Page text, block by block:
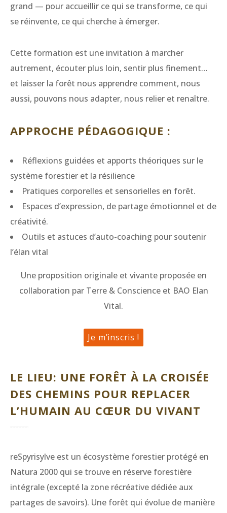
grand — pour accueillir ce qui se transforme, ce qui
se réinvente, ce qui cherche à émerger.
Cette formation est une invitation à marcher
autrement, écouter plus loin, sentir plus finement…
et laisser la forêt nous apprendre comment, nous
aussi, pouvons nous adapter, nous relier et renaître.
APPROCHE PÉDAGOGIQUE :
Réflexions guidées et apports théoriques sur le
système forestier et la résilience
Pratiques corporelles et sensorielles en forêt.
Espaces d’expression, de partage émotionnel et de
créativité.
Outils et astuces d’auto-coaching pour soutenir
l’élan vital
Une proposition originale et vivante proposée en
collaboration par Terre & Conscience et BAO Elan
Vital.
Je m’inscris !
LE LIEU: UNE FORÊT À LA CROISÉE
DES CHEMINS POUR REPLACER
L’HUMAIN AU CŒUR DU VIVANT
reSpyrisylve est un écosystème forestier protégé en
Natura 2000 qui se trouve en réserve forestière
intégrale (excepté la zone récréative dédiée aux
partages de savoirs). Une forêt qui évolue de manière